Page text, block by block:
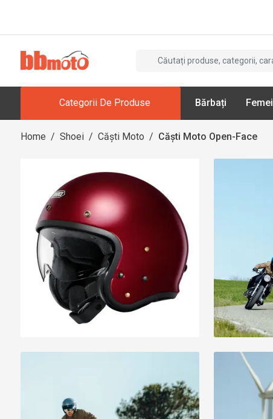
Categorii De Produse Bărbați Femei
Home / Shoei / Căști Moto / Căști Moto Open-Face